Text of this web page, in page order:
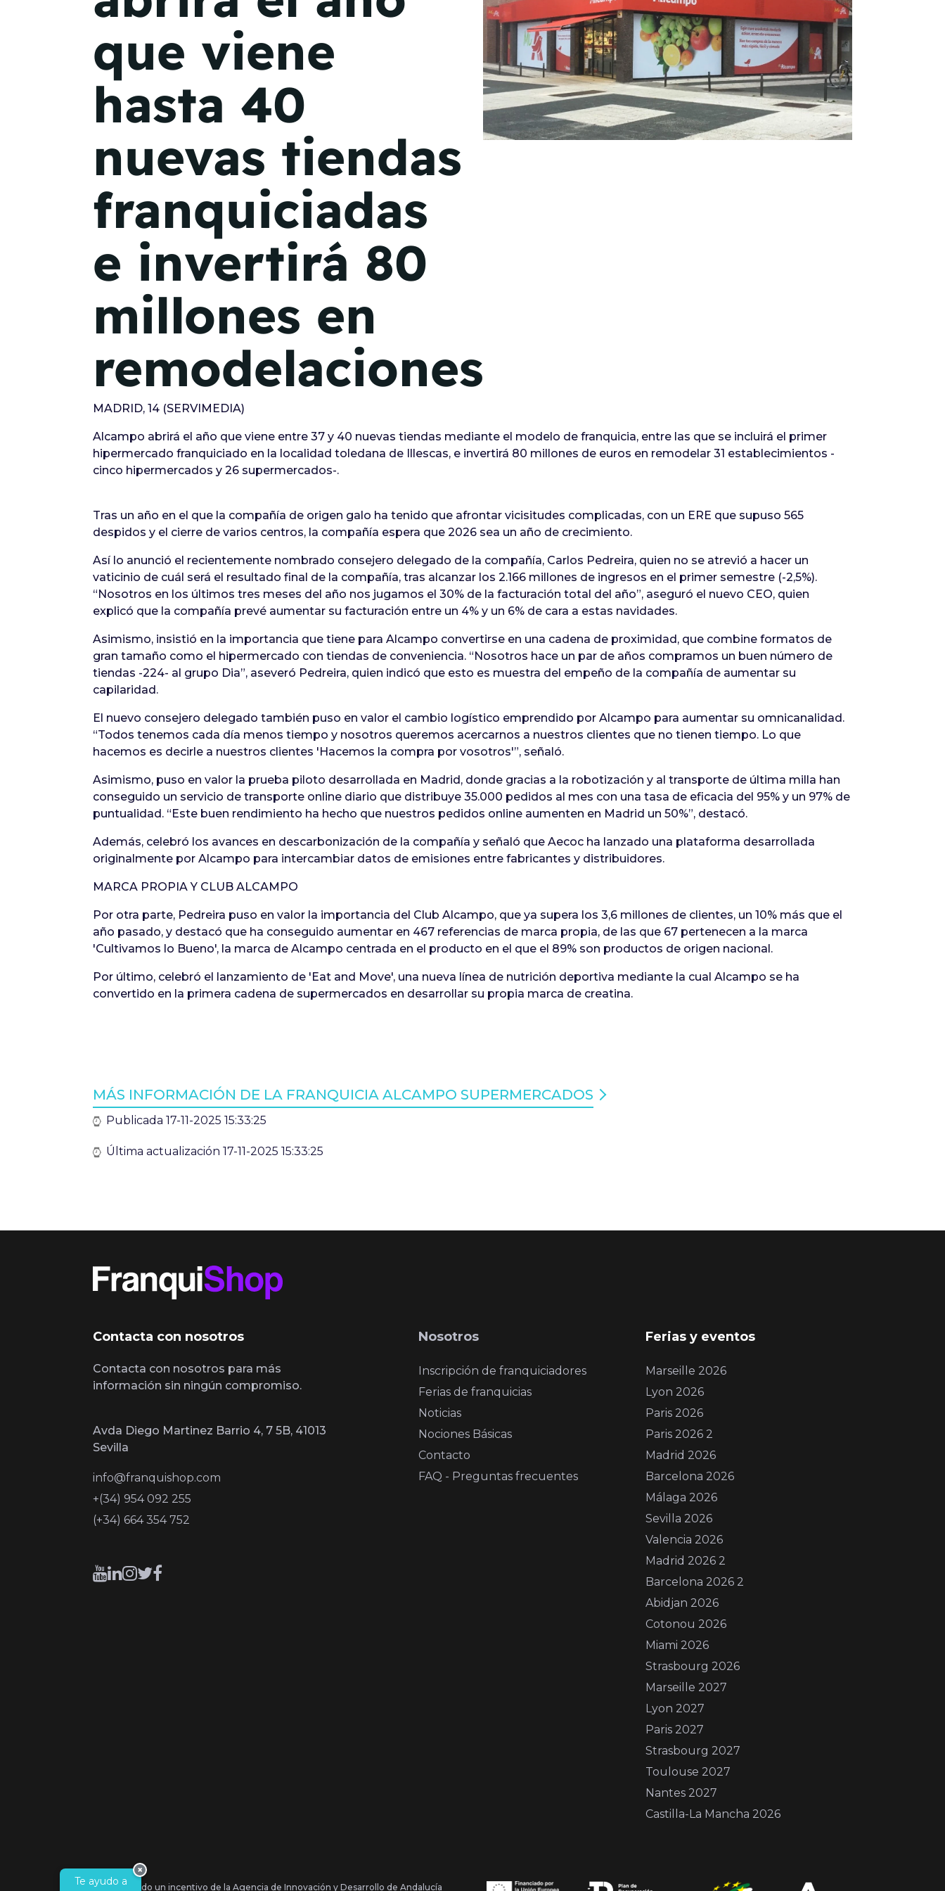
Madrid 2026 2 -08
de octubre
Castilla-La Mancha
22 de octubre
Barcelona 2026 2 -
05 de noviembre
Infórmate
que viene
hasta 40
nuevas tiendas
franquiciadas
e invertirá 80
millones en
remodelaciones
MADRID, 14 (SERVIMEDIA)
Alcampo abrirá el año que viene entre 37 y 40 nuevas tiendas mediante el modelo de franquicia, entre las que se incluirá el primer
hipermercado franquiciado en la localidad toledana de Illescas, e invertirá 80 millones de euros en remodelar 31 establecimientos -
cinco hipermercados y 26 supermercados-.
Tras un año en el que la compañía de origen galo ha tenido que afrontar vicisitudes complicadas, con un ERE que supuso 565
despidos y el cierre de varios centros, la compañía espera que 2026 sea un año de crecimiento.
Así lo anunció el recientemente nombrado consejero delegado de la compañía, Carlos Pedreira, quien no se atrevió a hacer un
vaticinio de cuál será el resultado final de la compañía, tras alcanzar los 2.166 millones de ingresos en el primer semestre (-2,5%).
“Nosotros en los últimos tres meses del año nos jugamos el 30% de la facturación total del año”, aseguró el nuevo CEO, quien
explicó que la compañía prevé aumentar su facturación entre un 4% y un 6% de cara a estas navidades.
Asimismo, insistió en la importancia que tiene para Alcampo convertirse en una cadena de proximidad, que combine formatos de
gran tamaño como el hipermercado con tiendas de conveniencia. “Nosotros hace un par de años compramos un buen número de
tiendas -224- al grupo Dia”, aseveró Pedreira, quien indicó que esto es muestra del empeño de la compañía de aumentar su
capilaridad.
El nuevo consejero delegado también puso en valor el cambio logístico emprendido por Alcampo para aumentar su omnicanalidad.
“Todos tenemos cada día menos tiempo y nosotros queremos acercarnos a nuestros clientes que no tienen tiempo. Lo que
hacemos es decirle a nuestros clientes 'Hacemos la compra por vosotros'”, señaló.
Asimismo, puso en valor la prueba piloto desarrollada en Madrid, donde gracias a la robotización y al transporte de última milla han
conseguido un servicio de transporte online diario que distribuye 35.000 pedidos al mes con una tasa de eficacia del 95% y un 97% de
puntualidad. “Este buen rendimiento ha hecho que nuestros pedidos online aumenten en Madrid un 50%”, destacó.
Además, celebró los avances en descarbonización de la compañía y señaló que Aecoc ha lanzado una plataforma desarrollada
originalmente por Alcampo para intercambiar datos de emisiones entre fabricantes y distribuidores.
MARCA PROPIA Y CLUB ALCAMPO
Por otra parte, Pedreira puso en valor la importancia del Club Alcampo, que ya supera los 3,6 millones de clientes, un 10% más que el
año pasado, y destacó que ha conseguido aumentar en 467 referencias de marca propia, de las que 67 pertenecen a la marca
'Cultivamos lo Bueno', la marca de Alcampo centrada en el producto en el que el 89% son productos de origen nacional.
Por último, celebró el lanzamiento de 'Eat and Move', una nueva línea de nutrición deportiva mediante la cual Alcampo se ha
convertido en la primera cadena de supermercados en desarrollar su propia marca de creatina.
MÁS INFORMACIÓN DE LA FRANQUICIA ALCAMPO SUPERMERCADOS
Publicada 17-11-2025 15:33:25
Última actualización 17-11-2025 15:33:25
Contacta con nosotros
Contacta con nosotros para más
información sin ningún compromiso.
Avda Diego Martinez Barrio 4, 7 5B, 41013
Sevilla
info@franquishop.com
+(34) 954 092 255
(+34) 664 354 752
Nosotros
Inscripción de franquiciadores
Ferias de franquicias
Noticias
Nociones Básicas
Contacto
FAQ - Preguntas frecuentes
Ferias y eventos
Marseille 2026
Lyon 2026
Paris 2026
Paris 2026 2
Madrid 2026
Barcelona 2026
Málaga 2026
Sevilla 2026
Valencia 2026
Madrid 2026 2
Barcelona 2026 2
Abidjan 2026
Cotonou 2026
Miami 2026
Strasbourg 2026
Marseille 2027
Lyon 2027
Paris 2027
Strasbourg 2027
Toulouse 2027
Nantes 2027
Castilla-La Mancha 2026
Se ha recibido un incentivo de la Agencia de Innovación y Desarrollo de Andalucía
Te ayudo a
×